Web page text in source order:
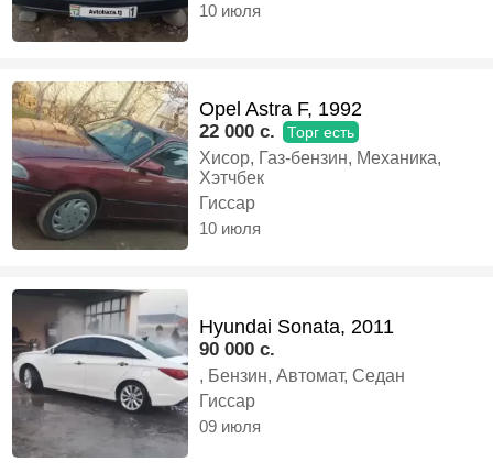
10 июля
Opel Astra F, 1992
22 000 c. Торг есть
Хисор, Газ-бензин, Механика,
Хэтчбек
Гиссар
10 июля
Hyundai Sonata, 2011
90 000 c.
, Бензин, Автомат, Седан
Гиссар
09 июля